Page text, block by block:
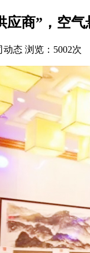
商”，空气
动态 浏览：5002次